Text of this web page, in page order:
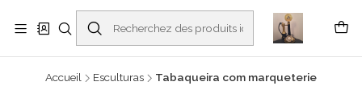
Buscantiguidades - Leilões. Colecionismo e antiguidades em Viana do
Castelo -
En savoir plus
Accueil Esculturas Tabaqueira com marqueterie